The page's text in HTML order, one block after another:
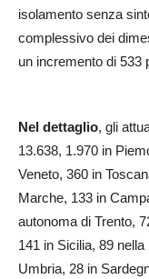
isolamento senza
complessivo dei
un incremento di 533
Nel dettaglio, gli
13.638, 1.970 in
Veneto, 360 in
Marche, 133 in
autonoma di Trento,
141 in Sicilia, 89
Umbria, 28 in